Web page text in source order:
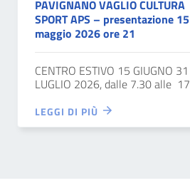
PAVIGNANO VAGLIO CULTURA
SPORT APS – presentazione 15
maggio 2026 ore 21
CENTRO ESTIVO 15 GIUGNO 31
LUGLIO 2026, dalle 7.30 alle 17
LEGGI DI PIÙ